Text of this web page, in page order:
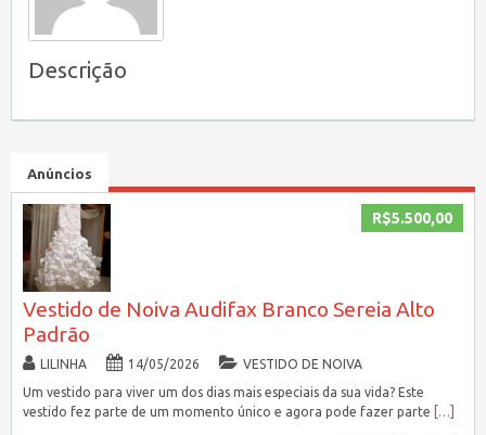
Descrição
Anúncios
R$5.500,00
Vestido de Noiva Audifax Branco Sereia Alto
Padrão
LILINHA 14/05/2026
VESTIDO DE NOIVA
Um vestido para viver um dos dias mais especiais da sua vida? Este
vestido fez parte de um momento único e agora pode fazer parte
[…]